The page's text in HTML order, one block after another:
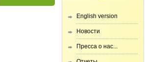
English version
Новости
Пресса о нас...